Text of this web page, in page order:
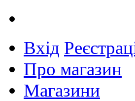
Вхід
Про магазин
Магазини